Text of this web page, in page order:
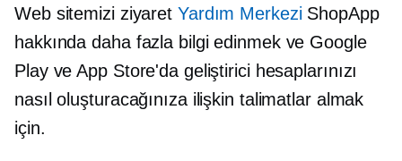
Web sitemizi ziyaret Yardım MerkeziShopApp
hakkında daha fazla bilgi edinmek ve Google
Play ve App Store'da geliştirici hesaplarınızı
nasıl oluşturacağınıza ilişkin talimatlar almak
için.